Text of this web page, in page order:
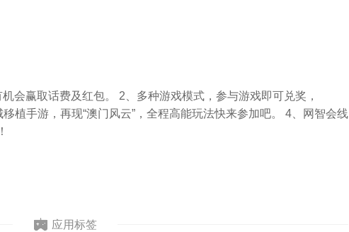
会赢取话费及红包。 2、多种游戏模式，参与游戏即可兑奖，
植手游，再现“澳门风云”，全程高能玩法快来参加吧。 4、网智会线
应用标签